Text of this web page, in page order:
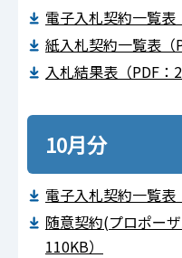
電⼦⼊札契約⼀覧表
紙⼊札契約⼀覧表（
⼊札結果表（PDF：
10月分
電⼦⼊札契約⼀覧表
随意契約(プロポー
110KB）